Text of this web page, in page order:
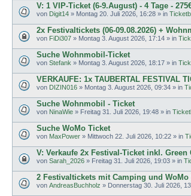
V: 1 VIP-Ticket (6-9.August) - 4 Tage -
von Digit14 » Montag 20. Juli 2026, 16:28 » in
2x Festivaltickets (06-09.08.2026) +
von FiDi307 » Montag 3. August 2026, 17:14 » in
Suche Wohnmobil-Ticket
von Stefank » Montag 3. August 2026, 18:17 » in
VERKAUFE: 1x TAUBERTAL FESTIVAL
von DIZIN016 » Montag 3. August 2026, 09:34 » in
Suche Wohnmobil - Ticket
von NinaWie » Freitag 31. Juli 2026, 19:48 » in
Suche WoMo Ticket
von MaxPower » Mittwoch 22. Juli 2026, 10:22 » in
V: Verkaufe 2x Festival-Ticket inkl. Green
von Sarah_2026 » Freitag 31. Juli 2026, 19:03 » in
2 Festivaltickets mit Camping und WoMo
von AndreasBuchholz » Donnerstag 30. Juli 2026,